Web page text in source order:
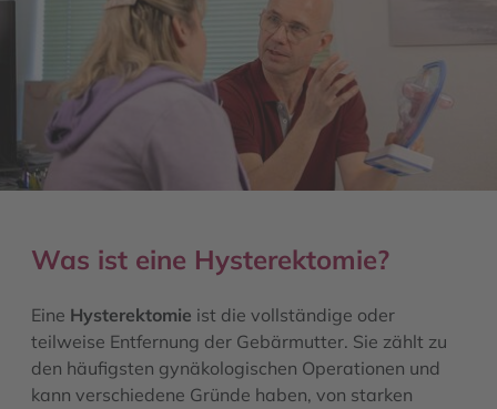
Was ist eine Hysterektomie?
Eine Hysterektomie ist die vollständige oder
teilweise Entfernung der Gebärmutter. Sie zählt zu
den häufigsten gynäkologischen Operationen und
kann verschiedene Gründe haben, von starken